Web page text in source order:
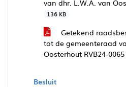
van dhr. L.W.A. van
136 KB
Getekend
tot de gemeenteraad
Oosterhout RVB24-0065
Besluit